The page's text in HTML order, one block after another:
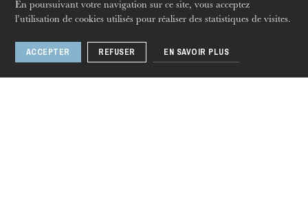
En poursuivant votre navigation sur ce site, vous acceptez
l’utilisation de cookies utilisés pour réaliser des statistiques de visites.
ACCEPTER REFUSER EN SAVOIR PLUS